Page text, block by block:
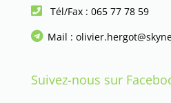
Tél/Fax : 065 77 78 59
Mail :
Suivez-nous sur